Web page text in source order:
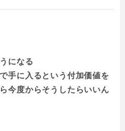
になる
手に入るという付加価値を
今度からそうしたらいいん